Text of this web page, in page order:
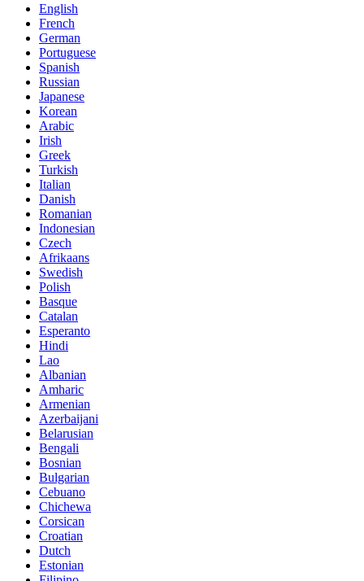
English
French
German
Portuguese
Spanish
Russian
Japanese
Korean
Arabic
Irish
Greek
Turkish
Italian
Danish
Romanian
Indonesian
Czech
Afrikaans
Swedish
Polish
Basque
Catalan
Esperanto
Hindi
Lao
Albanian
Amharic
Armenian
Azerbaijani
Belarusian
Bengali
Bosnian
Bulgarian
Cebuano
Chichewa
Corsican
Croatian
Dutch
Estonian